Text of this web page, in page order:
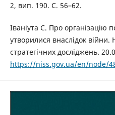
2, вип. 190. С. 56–62.
Іваніута С. Про організацію
утворилися внаслідок війни.
стратегічних досліджень.
https://niss.gov.ua/en/node/